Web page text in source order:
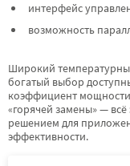
интерфейс
возможность
Широкий
богатый выбор
коэффициент
«горячей замены» —
решением для
эффективности.